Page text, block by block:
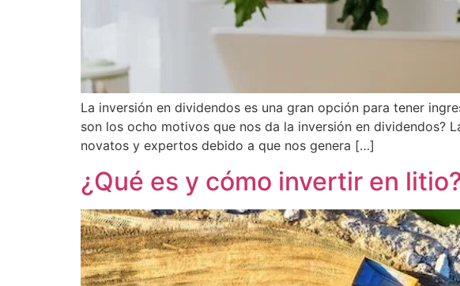
La inversión en dividendos es una gran opción para tener
son los ocho motivos que nos da la inversión en dividendos?
novatos y expertos debido a que nos genera […]
¿Qué es y cómo invertir en